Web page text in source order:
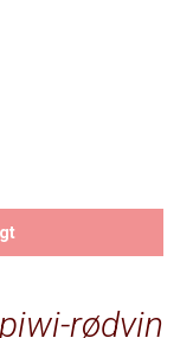
rødvin